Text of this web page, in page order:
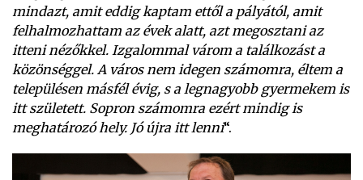
mindazt, amit eddig kaptam ettől a pályától, amit
felhalmozhattam az évek alatt, azt megosztani az
itteni nézőkkel. Izgalommal várom a találkozást a
közönséggel. A város nem idegen számomra, éltem a
településen másfél évig, s a legnagyobb gyermekem is
itt született. Sopron számomra ezért mindig is
meghatározó hely. Jó újra itt lenni“.